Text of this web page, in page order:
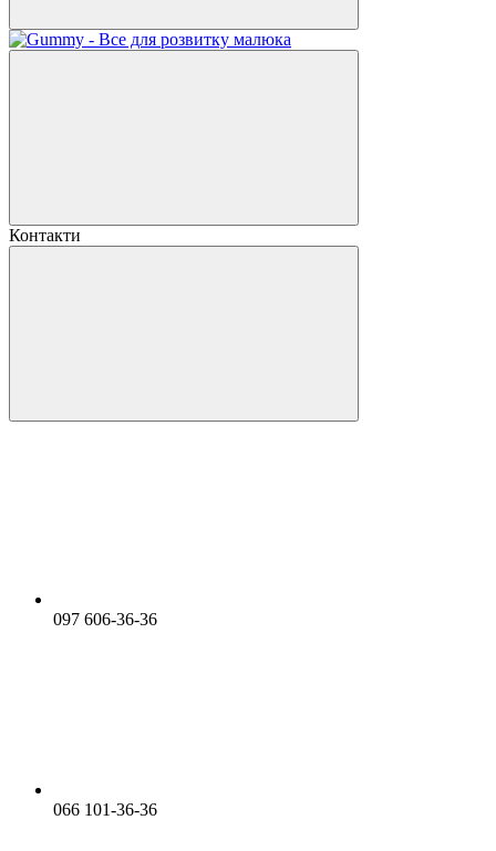
Контакти
097 606-36-36
066 101-36-36